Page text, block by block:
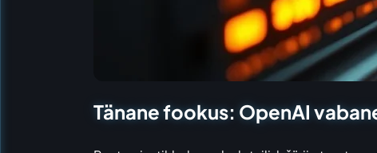
Tänane fookus: OpenAI